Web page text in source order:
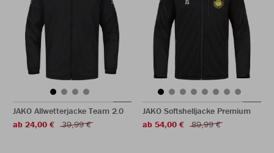
JAKO Allwetterjacke Team 2.0
ab 24,00 €
39,99 €
JAKO Softshelljacke Premium
ab 54,00 €
89,99 €